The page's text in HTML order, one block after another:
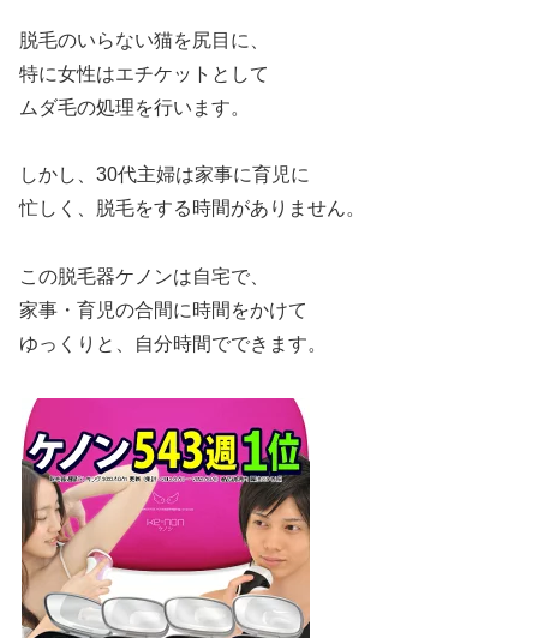
脱毛のいらない猫を尻目に、
特に女性はエチケットとして
ムダ毛の処理を行います。
しかし、30代主婦は家事に育児に
忙しく、脱毛をする時間がありません。
この脱毛器ケノンは自宅で、
家事・育児の合間に時間をかけて
ゆっくりと、自分時間でできます。